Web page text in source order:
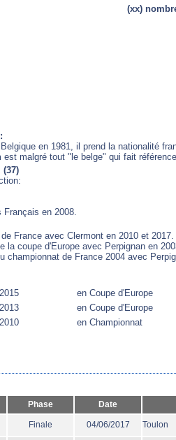
(xx)
Belgique en 1981, il prend la nationalité
est malgré tout "le belge" qui fait
(37)
Français en 2008.
France avec Clermont en 2010 et 2017.
la coupe d'Europe avec Perpignan en
championnat de France 2004 avec
en Coupe d'Europe
en Coupe d'Europe
en Championnat
Phase Date
Finale 04/06/2017 Toulon